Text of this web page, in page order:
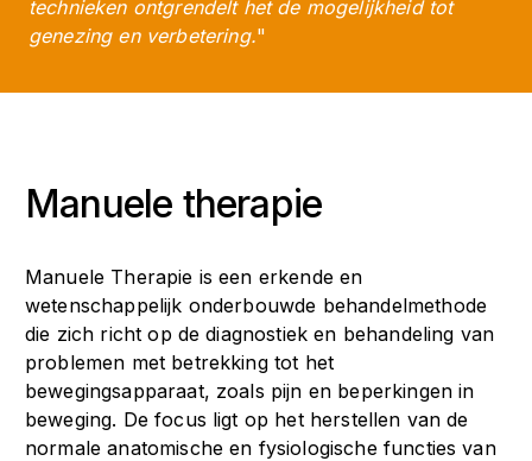
technieken ontgrendelt het de mogelijkheid tot
genezing en verbetering."
Manuele therapie
Manuele Therapie is een erkende en
wetenschappelijk onderbouwde behandelmethode
die zich richt op de diagnostiek en behandeling van
problemen met betrekking tot het
bewegingsapparaat, zoals pijn en beperkingen in
beweging. De focus ligt op het herstellen van de
normale anatomische en fysiologische functies van